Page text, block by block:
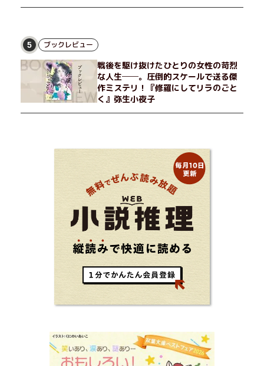
5 ブックレビュー
戦後を駆け抜けたひとりの女性の苛烈
な人生──。圧倒的スケールで送る傑
作ミステリ！『修羅にしてリラのごと
く』弥生小夜子